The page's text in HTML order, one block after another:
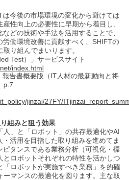
今後の市場環境の変化から避けては
性向上の必要性に早期から着目し、
どの技術や手法を活用することで、
労働環境改善に貢献すべく、SHIFTの
り組んでまいります。
Test）」サービスサイト
index.html
告書概要版（IT人材の最新動向と将
p.7
jinzai/27FY/
組みと狙う効果
」と「ロボット」の共存最適化やAI
活用を目指した取り組みを進めてま
タンスである業務分析（可視化・標
ロボットそれぞれの特性を活かしつ
「ロボットが実施すべき業務」を的確
マンスの最適化を図ります。主な取